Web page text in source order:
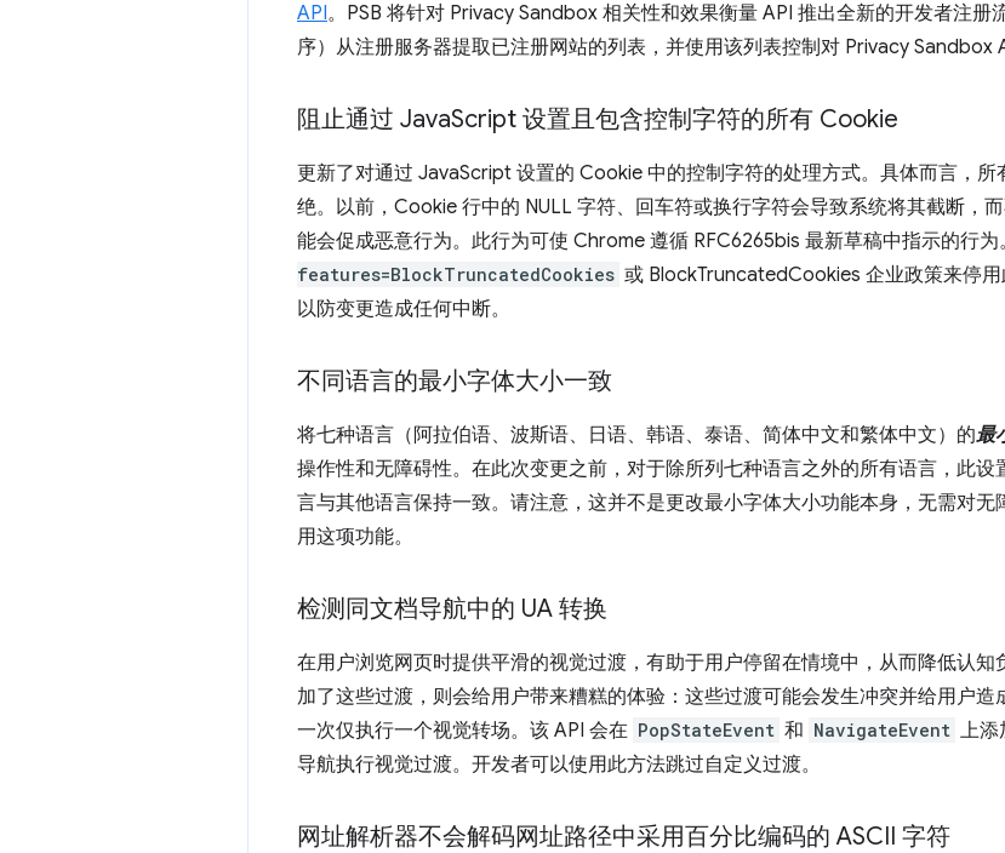
API。PSB 将针对 Privacy Sandbox 相关性和效果衡量 API 推出全新的开发者注
序）从注册服务器提取已注册网站的列表，并使用该列表控制对 Privacy Sandbox
阻止通过 JavaScript 设置且包含控制字符的所有 Cookie
更新了对通过 JavaScript 设置的 Cookie 中的控制字符的处理方式。具体而言，
绝。以前，Cookie 行中的 NULL 字符、回车符或换行字符会导致系统将其截断，
能会促成恶意行为。此行为可使 Chrome 遵循 RFC6265bis 最新草稿中指示的行为
features=BlockTruncatedCookies 或 BlockTruncatedCookies 企业政策来停
以防变更造成任何中断。
不同语言的最小字体大小一致
将七种语言（阿拉伯语、波斯语、日语、韩语、泰语、简体中文和繁体中文）的最
操作性和无障碍性。在此次变更之前，对于除所列七种语言之外的所有语言，此
言与其他语言保持一致。请注意，这并不是更改最小字体大小功能本身，无需对
用这项功能。
检测同文档导航中的 UA 转换
在用户浏览网页时提供平滑的视觉过渡，有助于用户停留在情境中，从而降低认
加了这些过渡，则会给用户带来糟糕的体验：这些过渡可能会发生冲突并给用户
一次仅执行一个视觉转场。该 API 会在 PopStateEvent 和 NavigateEvent 上添
导航执行视觉过渡。开发者可以使用此方法跳过自定义过渡。
网址解析器不会解码网址路径中采用百分比编码的 ASCII 字符